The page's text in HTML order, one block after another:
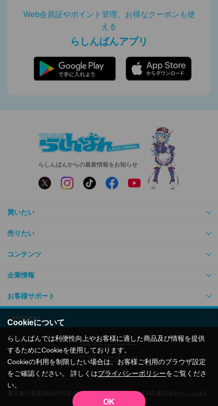
Cookieについて
らしんばんでは利便性向上やお客様に適した商品及び情報を提供
するためにCookieを使用しております。
Cookieの利用を制限したい場合は、お客様ご利用のブラウザ設定
をご確認ください。 詳しくはプライバシーポリシーをご覧くださ
い。
OK
Web会員証やポイント管理、お得なクーポンも使
える
らしんばんアプリ
らしんばんからの最新情報をお知らせ
買いたい
売りたい
コンテンツ
企業情報
お客様サポート
Language
セキュリティポリシー
プライバシーポリシー
利用規約
東京都公安委員会許可済 古物商許可番号305500206246 株式会社らしんばん